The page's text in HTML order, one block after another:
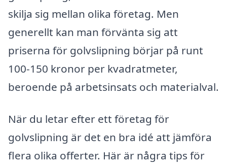
skilja sig mellan olika företag. Men
generellt kan man förvänta sig att
priserna för golvslipning börjar på runt
100-150 kronor per kvadratmeter,
beroende på arbetsinsats och materialval.
När du letar efter ett företag för
golvslipning är det en bra idé att jämföra
flera olika offerter. Här är några tips för